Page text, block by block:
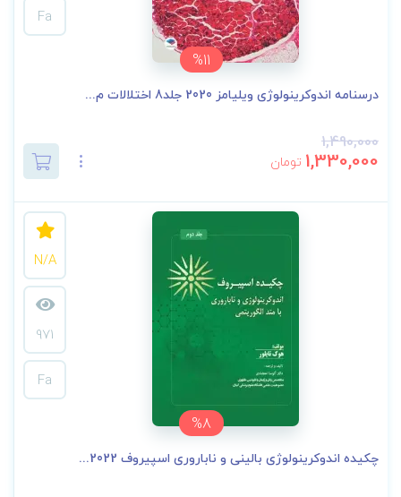
%11
Fa
درسنامه اندوکرینولوژی ویلیامز 2020 جلد8 اختلالات م...
1,490,000
1,330,000 تومان
%8
N/A
971
Fa
چکیده اندوکرینولوژی بالینی و ناباروری اسپیروف 2022...